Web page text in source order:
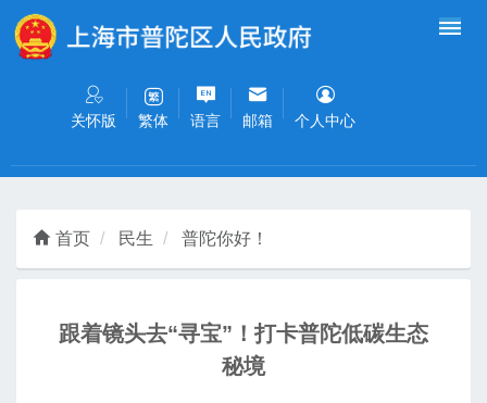
无障碍操作说明
关怀版 繁体 语言 邮箱 个人中心
首页 民生 普陀你好！
跟着镜头去“寻宝”！打卡普陀低碳生态
秘境